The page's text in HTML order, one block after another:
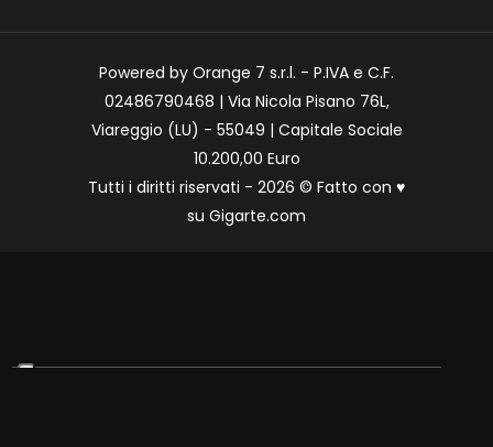
Powered by Orange 7 s.r.l. - P.IVA e C.F.
02486790468 | Via Nicola Pisano 76L,
Viareggio (LU) - 55049 | Capitale Sociale
10.200,00 Euro
Tutti i diritti riservati - 2026 © Fatto con ♥
su Gigarte.com